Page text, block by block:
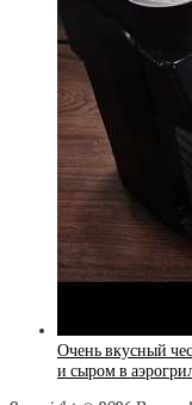
Очень вкусный
и сыром в